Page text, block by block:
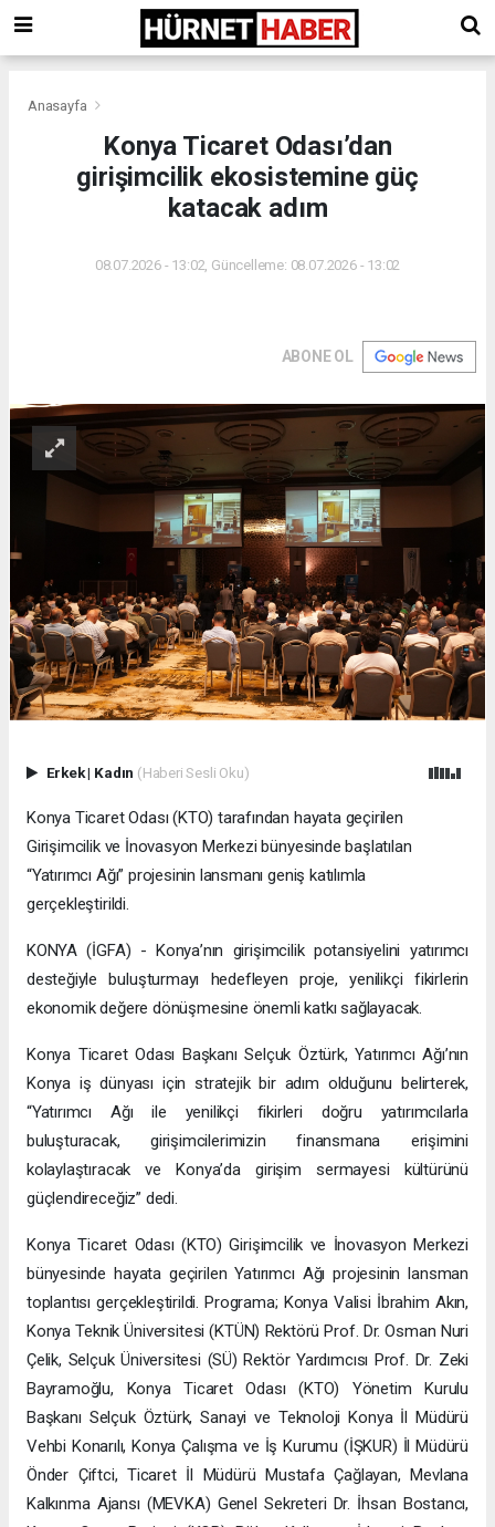
Anasayfa
Konya Ticaret Odası’dan
girişimcilik ekosistemine güç
katacak adım
08.07.2026 - 13:02, Güncelleme: 08.07.2026 - 13:02
ABONE OL
Erkek| Kadın (Haberi Sesli Oku)
Konya Ticaret Odası (KTO) tarafından hayata geçirilen
Girişimcilik ve İnovasyon Merkezi bünyesinde başlatılan
“Yatırımcı Ağı” projesinin lansmanı geniş katılımla
gerçekleştirildi.
KONYA (İGFA) - Konya’nın girişimcilik potansiyelini yatırımcı
desteğiyle buluşturmayı hedefleyen proje, yenilikçi fikirlerin
ekonomik değere dönüşmesine önemli katkı sağlayacak.
Konya Ticaret Odası Başkanı Selçuk Öztürk, Yatırımcı Ağı’nın
Konya iş dünyası için stratejik bir adım olduğunu belirterek,
“Yatırımcı Ağı ile yenilikçi fikirleri doğru yatırımcılarla
buluşturacak, girişimcilerimizin finansmana erişimini
kolaylaştıracak ve Konya’da girişim sermayesi kültürünü
güçlendireceğiz” dedi.
Konya Ticaret Odası (KTO) Girişimcilik ve İnovasyon Merkezi
bünyesinde hayata geçirilen Yatırımcı Ağı projesinin lansman
toplantısı gerçekleştirildi. Programa; Konya Valisi İbrahim Akın,
Konya Teknik Üniversitesi (KTÜN) Rektörü Prof. Dr. Osman Nuri
Çelik, Selçuk Üniversitesi (SÜ) Rektör Yardımcısı Prof. Dr. Zeki
Bayramoğlu, Konya Ticaret Odası (KTO) Yönetim Kurulu
Başkanı Selçuk Öztürk, Sanayi ve Teknoloji Konya İl Müdürü
Vehbi Konarılı, Konya Çalışma ve İş Kurumu (İŞKUR) İl Müdürü
Önder Çiftci, Ticaret İl Müdürü Mustafa Çağlayan, Mevlana
Kalkınma Ajansı (MEVKA) Genel Sekreteri Dr. İhsan Bostancı,